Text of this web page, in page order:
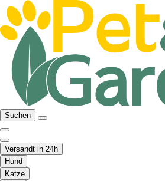
Suchen
Versandt in 24h
Hund
Katze